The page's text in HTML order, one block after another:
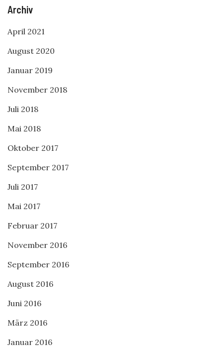
Archiv
April 2021
August 2020
Januar 2019
November 2018
Juli 2018
Mai 2018
Oktober 2017
September 2017
Juli 2017
Mai 2017
Februar 2017
November 2016
September 2016
August 2016
Juni 2016
März 2016
Januar 2016